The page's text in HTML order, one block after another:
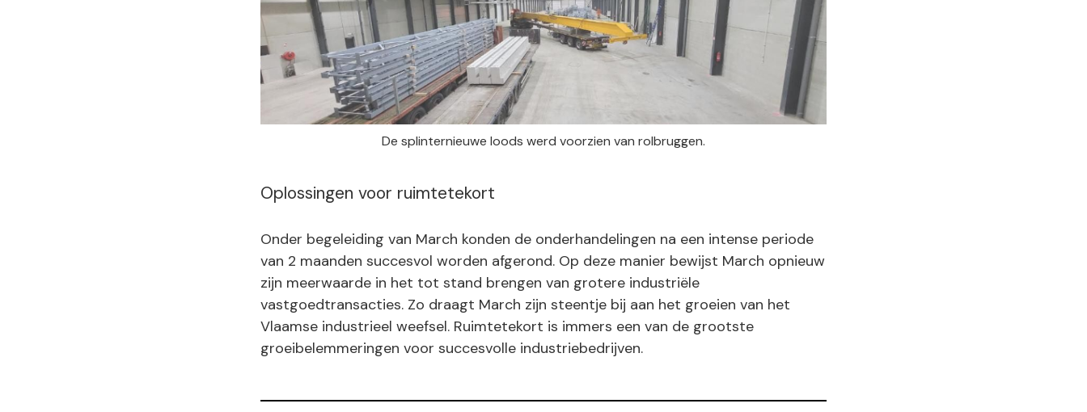
De splinternieuwe loods werd voorzien van rolbruggen.
Oplossingen voor ruimtetekort
Onder begeleiding van March konden de onderhandelingen na een intense periode
van 2 maanden succesvol worden afgerond. Op deze manier bewijst March opnieuw
zijn meerwaarde in het tot stand brengen van grotere industriële
vastgoedtransacties. Zo draagt March zijn steentje bij aan het groeien van het
Vlaamse industrieel weefsel. Ruimtetekort is immers een van de grootste
groeibelemmeringen voor succesvolle industriebedrijven.